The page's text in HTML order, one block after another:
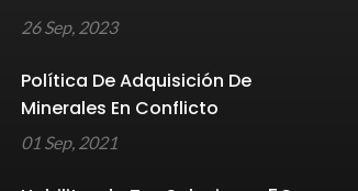
26 Sep, 2023
Política De Adquisición De
Minerales En Conflicto
01 Sep, 2021